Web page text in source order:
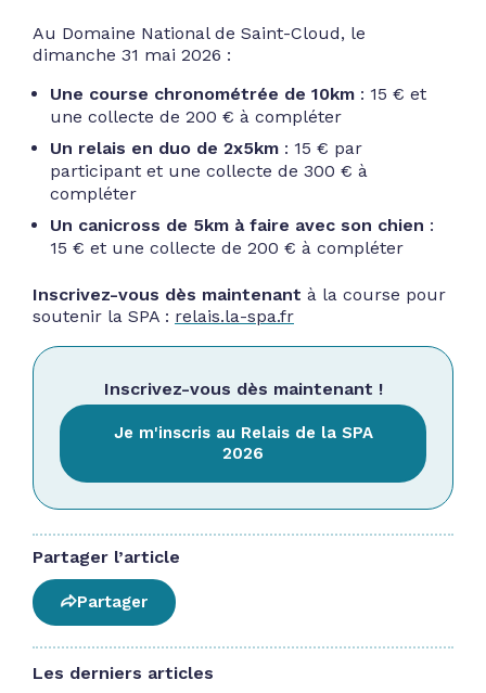
Au Domaine National de Saint-Cloud, le
dimanche 31 mai 2026 :
Une course chronométrée de 10km : 15 € et
une collecte de 200 € à compléter
Un relais en duo de 2x5km : 15 € par
participant et une collecte de 300 € à
compléter
Un canicross de 5km à faire avec son chien :
15 € et une collecte de 200 € à compléter
Inscrivez-vous dès maintenant à la course pour
soutenir la SPA : relais.la-spa.fr
Inscrivez-vous dès maintenant !
Je m'inscris au Relais de la SPA
2026
Partager l’article
Partager
Les derniers articles